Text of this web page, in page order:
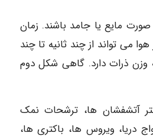
مایع یا جامد باشند. زمان
می تواند از چند ثانیه تا چند
وزن ذرات دارد. گاهی شکل دوم
آتشفشان ها، ترشحات نمک
دریا، ویروس ها، باکتری ها،